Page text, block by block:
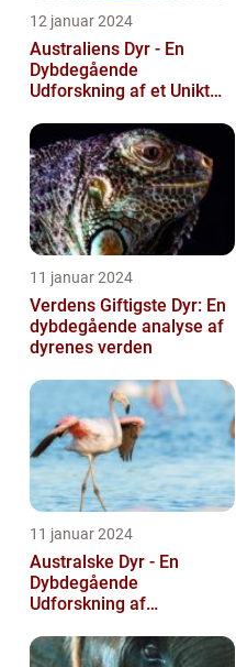
12 januar 2024
Australiens Dyr - En
Dybdegående
Udforskning af et Unikt
11 januar 2024
Verdens Giftigste Dyr: En
dybdegående analyse af
dyrenes verden
11 januar 2024
Australske Dyr - En
Dybdegående
Udforskning af